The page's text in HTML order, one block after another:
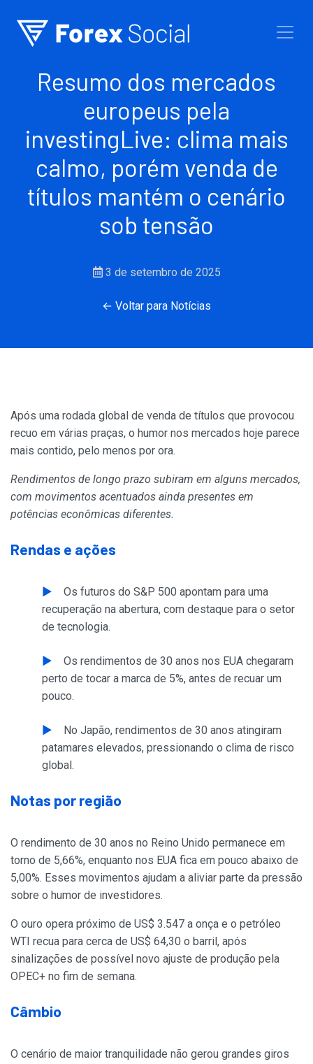
Resumo dos mercados
europeus pela
investingLive: clima mais
calmo, porém venda de
títulos mantém o cenário
sob tensão
3 de setembro de 2025
← Voltar para Notícias
Após uma rodada global de venda de títulos que provocou
recuo em várias praças, o humor nos mercados hoje parece
mais contido, pelo menos por ora.
Rendimentos de longo prazo subiram em alguns mercados,
com movimentos acentuados ainda presentes em
potências econômicas diferentes.
Rendas e ações
Os futuros do S&P 500 apontam para uma
recuperação na abertura, com destaque para o setor
de tecnologia.
Os rendimentos de 30 anos nos EUA chegaram
perto de tocar a marca de 5%, antes de recuar um
pouco.
No Japão, rendimentos de 30 anos atingiram
patamares elevados, pressionando o clima de risco
global.
Notas por região
O rendimento de 30 anos no Reino Unido permanece em
torno de 5,66%, enquanto nos EUA fica em pouco abaixo de
5,00%. Esses movimentos ajudam a aliviar parte da pressão
sobre o humor de investidores.
O ouro opera próximo de US$ 3.547 a onça e o petróleo
WTI recua para cerca de US$ 64,30 o barril, após
sinalizações de possível novo ajuste de produção pela
OPEC+ no fim de semana.
Câmbio
O cenário de maior tranquilidade não gerou grandes giros